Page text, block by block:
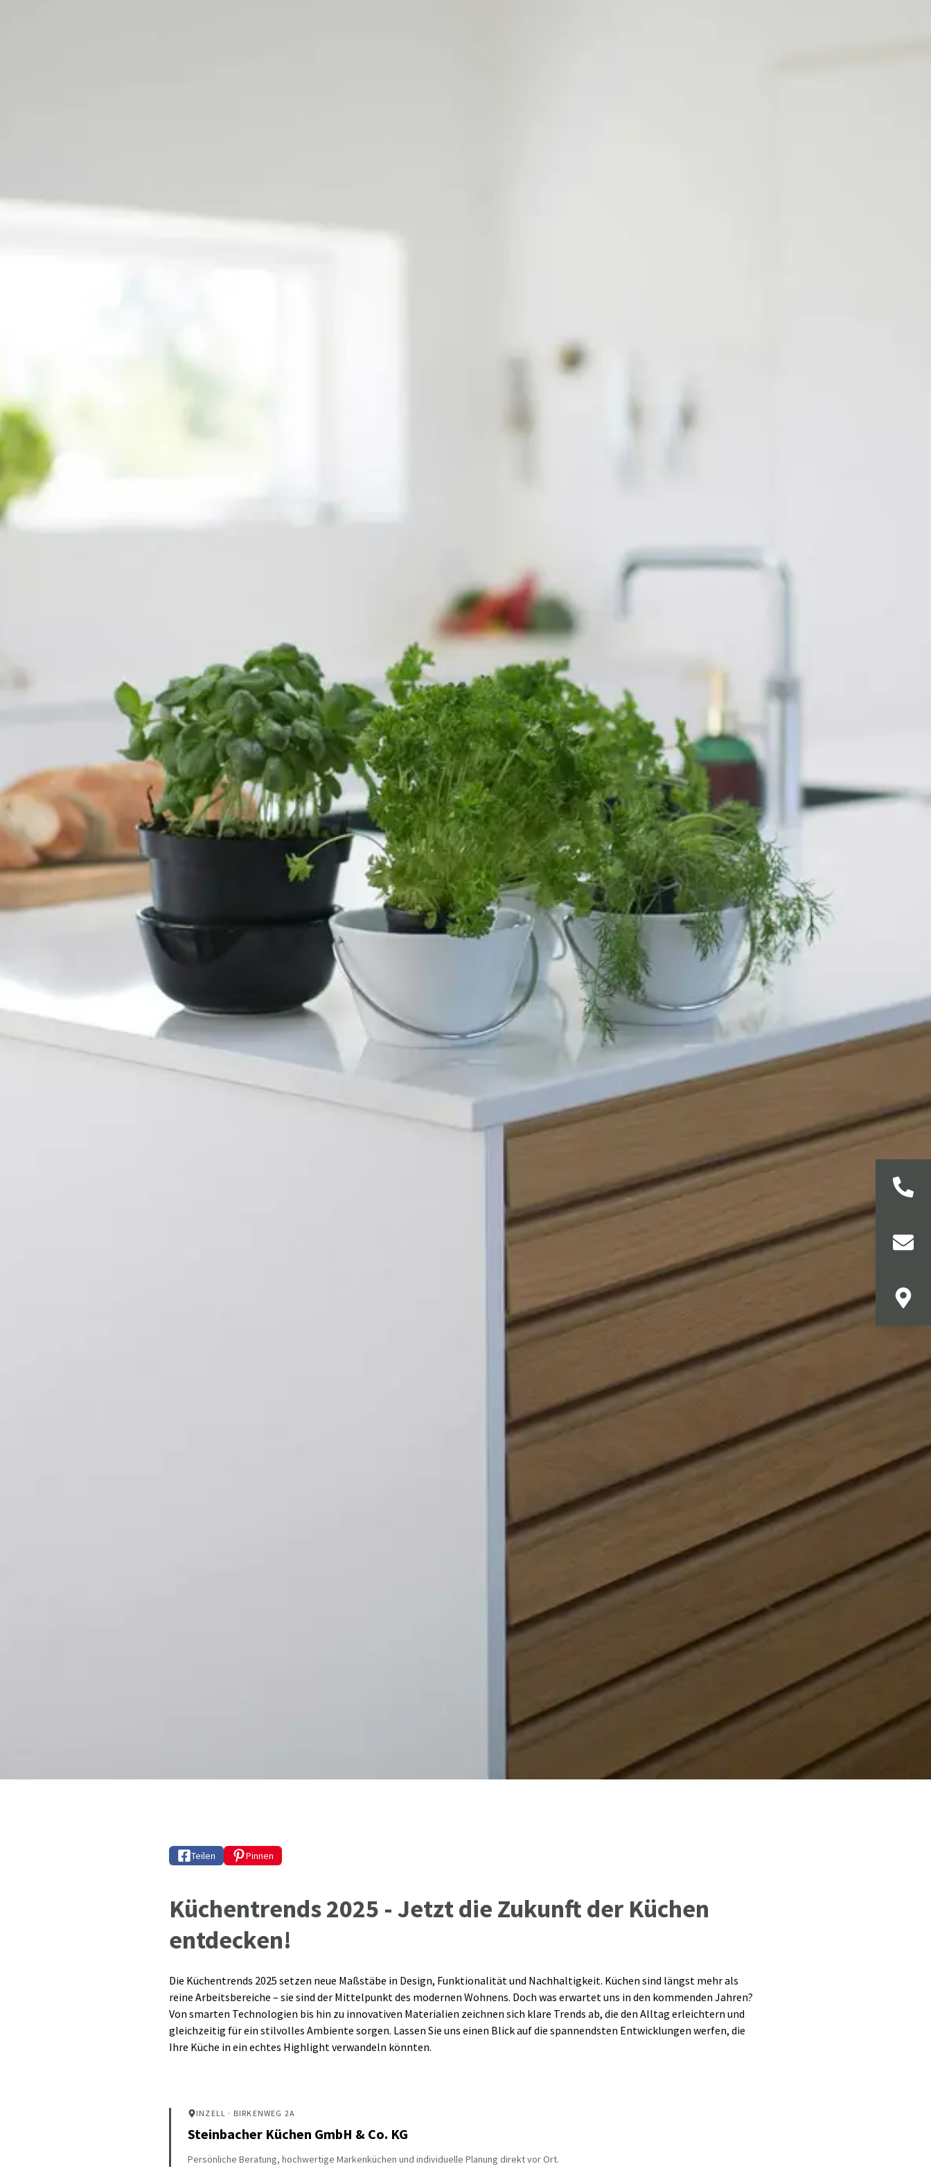
Teilen Pinnen
Küchentrends 2025 - Jetzt die Zukunft der Küchen
entdecken!
Die Küchentrends 2025 setzen neue Maßstäbe in Design, Funktionalität und Nachhaltigkeit. Küchen sind längst mehr als
reine Arbeitsbereiche – sie sind der Mittelpunkt des modernen Wohnens. Doch was erwartet uns in den kommenden Jahren?
Von smarten Technologien bis hin zu innovativen Materialien zeichnen sich klare Trends ab, die den Alltag erleichtern und
gleichzeitig für ein stilvolles Ambiente sorgen. Lassen Sie uns einen Blick auf die spannendsten Entwicklungen werfen, die
Ihre Küche in ein echtes Highlight verwandeln könnten.
INZELL · BIRKENWEG 2A
Steinbacher Küchen GmbH & Co. KG
Persönliche Beratung, hochwertige Markenküchen und individuelle Planung direkt vor Ort.